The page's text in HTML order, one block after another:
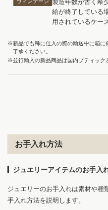
製造年数が古く希
給が終了している
用されているケー
※新品でも稀に仕入の際の輸送中に箱に
了承ください。
※並行輸入の新品商品は国内ブティック
お手入れ方法
ジュエリーアイテムのお手入
ジュエリーのお手入れは素材や種
手入れ方法を説明します。